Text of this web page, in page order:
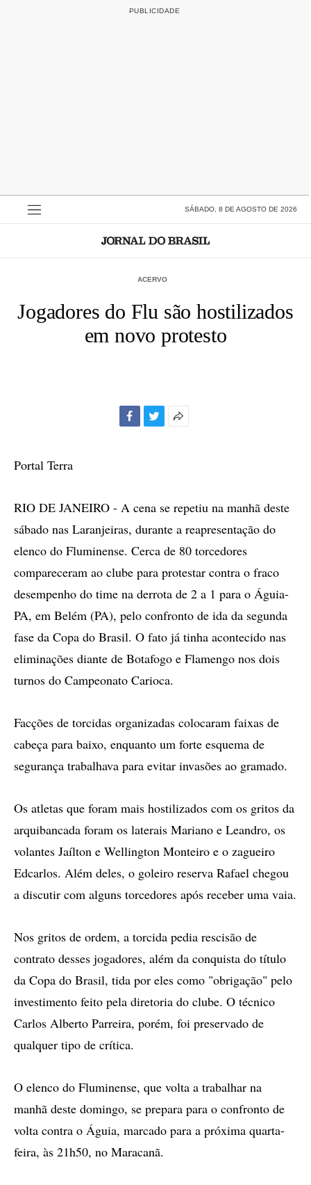
SÁBADO, 8 DE AGOSTO DE 2026
ACERVO
Jogadores do Flu são hostilizados
em novo protesto
Portal Terra
RIO DE JANEIRO - A cena se repetiu na manhã deste
sábado nas Laranjeiras, durante a reapresentação do
elenco do Fluminense. Cerca de 80 torcedores
compareceram ao clube para protestar contra o fraco
desempenho do time na derrota de 2 a 1 para o Águia-
PA, em Belém (PA), pelo confronto de ida da segunda
fase da Copa do Brasil. O fato já tinha acontecido nas
eliminações diante de Botafogo e Flamengo nos dois
turnos do Campeonato Carioca.
Facções de torcidas organizadas colocaram faixas de
cabeça para baixo, enquanto um forte esquema de
segurança trabalhava para evitar invasões ao gramado.
Os atletas que foram mais hostilizados com os gritos da
arquibancada foram os laterais Mariano e Leandro, os
volantes Jaílton e Wellington Monteiro e o zagueiro
Edcarlos. Além deles, o goleiro reserva Rafael chegou
a discutir com alguns torcedores após receber uma vaia.
Nos gritos de ordem, a torcida pedia rescisão de
contrato desses jogadores, além da conquista do título
da Copa do Brasil, tida por eles como "obrigação" pelo
investimento feito pela diretoria do clube. O técnico
Carlos Alberto Parreira, porém, foi preservado de
qualquer tipo de crítica.
O elenco do Fluminense, que volta a trabalhar na
manhã deste domingo, se prepara para o confronto de
volta contra o Águia, marcado para a próxima quarta-
feira, às 21h50, no Maracanã.